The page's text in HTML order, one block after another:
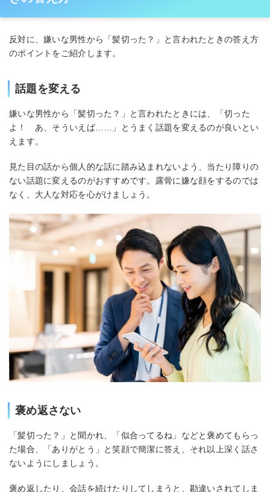
反対に、嫌いな男性から「髪切った？」と言われたときの答え方
のポイントをご紹介します。
話題を変える
嫌いな男性から「髪切った？」と言われたときには、「切った
よ！ あ、そういえば……」とうまく話題を変えるのが良いとい
えます。
見た目の話から個人的な話に踏み込まれないよう、当たり障りの
ない話題に変えるのがおすすめです。露骨に嫌な顔をするのでは
なく、大人な対応を心がけましょう。
褒め返さない
「髪切った？」と聞かれ、「似合ってるね」などと褒めてもらっ
た場合、「ありがとう」と笑顔で簡潔に答え、それ以上深く話さ
ないようにしましょう。
褒め返したり、会話を続けたりしてしまうと、勘違いされてしま